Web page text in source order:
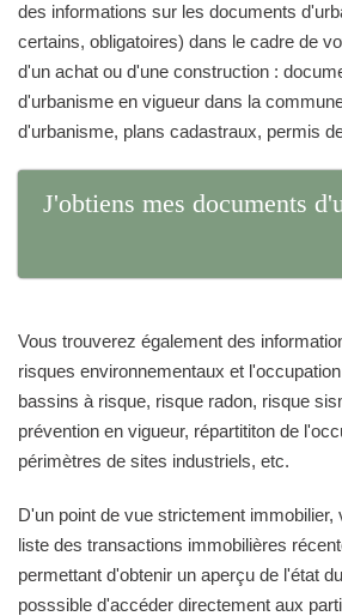
des informations sur les documents
certains, obligatoires) dans le cadre de
d'un achat ou d'une construction :
d'urbanisme en vigueur dans la
d'urbanisme, plans cadastraux, permis
J'obtiens mes documents
Vous trouverez également des
risques environnementaux et
bassins à risque, risque radon, risque
prévention en vigueur, répartititon de
périmètres de sites industriels, etc.
D'un point de vue strictement immobilier,
liste des transactions immobilières
permettant d'obtenir un aperçu de l'état
posssible d'accéder directement aux